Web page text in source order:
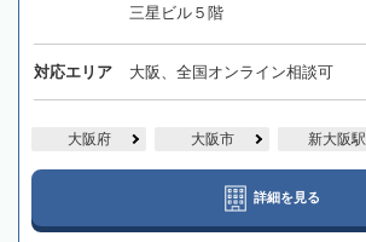
三星ビル５階
対応エリア 大阪、全国オンライン相談可
大阪府 大阪市 新大阪駅
詳細を見る